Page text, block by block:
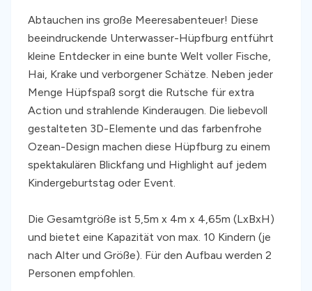
Abtauchen ins große Meeresabenteuer! Diese
beeindruckende Unterwasser-Hüpfburg entführt
kleine Entdecker in eine bunte Welt voller Fische,
Hai, Krake und verborgener Schätze. Neben jeder
Menge Hüpfspaß sorgt die Rutsche für extra
Action und strahlende Kinderaugen. Die liebevoll
gestalteten 3D-Elemente und das farbenfrohe
Ozean-Design machen diese Hüpfburg zu einem
spektakulären Blickfang und Highlight auf jedem
Kindergeburtstag oder Event.
Die Gesamtgröße ist 5,5m x 4m x 4,65m (LxBxH)
und bietet eine Kapazität von max. 10 Kindern (je
nach Alter und Größe). Für den Aufbau werden 2
Personen empfohlen.